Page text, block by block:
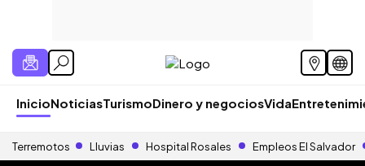
InicioNoticiasTurismoDinero y negociosVida
Terremotos Lluvias Hospital Rosales Empleos El Salvador